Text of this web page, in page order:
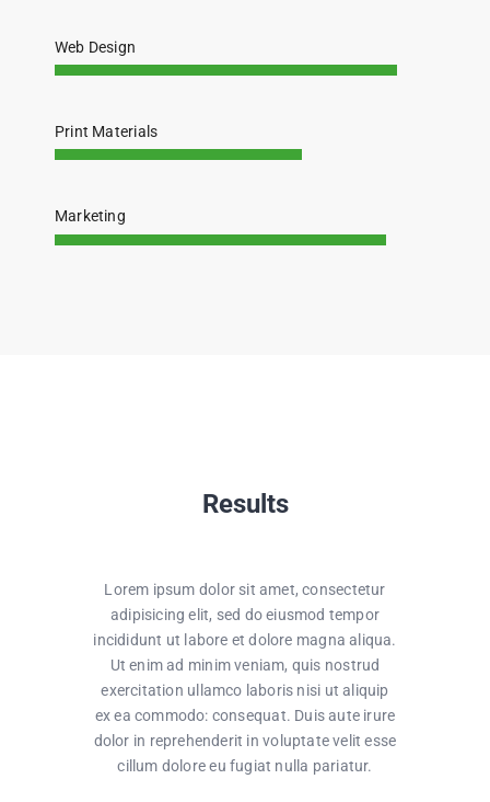
Web Design
Print Materials
Marketing
Results
Lorem ipsum dolor sit amet, consectetur
adipisicing elit, sed do eiusmod tempor
incididunt ut labore et dolore magna aliqua.
Ut enim ad minim veniam, quis nostrud
exercitation ullamco laboris nisi ut aliquip
ex ea commodo: consequat. Duis aute irure
dolor in reprehenderit in voluptate velit esse
cillum dolore eu fugiat nulla pariatur.